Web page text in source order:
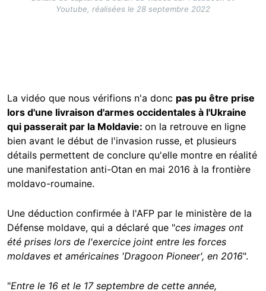
Youtube, réalisées le 28 septembre 2022
La vidéo que nous vérifions n'a donc pas pu être prise
lors d'une livraison d'armes occidentales à l'Ukraine
qui passerait par la Moldavie: on la retrouve en ligne
bien avant le début de l'invasion russe, et plusieurs
détails permettent de conclure qu'elle montre en réalité
une manifestation anti-Otan en mai 2016 à la frontière
moldavo-roumaine.
Une déduction confirmée à l'AFP par le ministère de la
Défense moldave, qui a déclaré que "ces images ont
été prises lors de l'exercice joint entre les forces
moldaves et américaines 'Dragoon Pioneer', en 2016".
"Entre le 16 et le 17 septembre de cette année,